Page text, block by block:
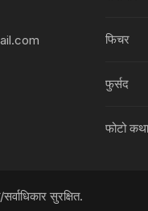
फिचर
फुर्सद
फोटो कथा
सुरक्षित.